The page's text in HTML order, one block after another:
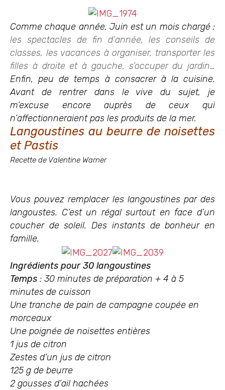
Comme chaque année, Juin est un mois chargé :
les spectacles de fin d’année, les conseils de
classes, les vacances à organiser, transporter les
filles à droite et à gauche, s’occuper du jardin…
Enfin, peu de temps à consacrer à la cuisine.
Avant de rentrer dans le vive du sujet, je
m’excuse encore auprès de ceux qui
n’affectionneraient pas les produits de la mer.
Langoustines au beurre de noisettes
et Pastis
Recette de Valentine Warner
Vous pouvez remplacer les langoustines par des
langoustes. C’est un régal surtout en face d’un
coucher de soleil. Des instants de bonheur en
famille.
Ingrédients pour 30 langoustines
Temps : 30 minutes de préparation + 4 à 5
minutes de cuisson
Une tranche de pain de campagne coupée en
morceaux
Une poignée de noisettes entières
1 jus de citron
Zestes d’un jus de citron
125 g de beurre
2 gousses d’ail hachées